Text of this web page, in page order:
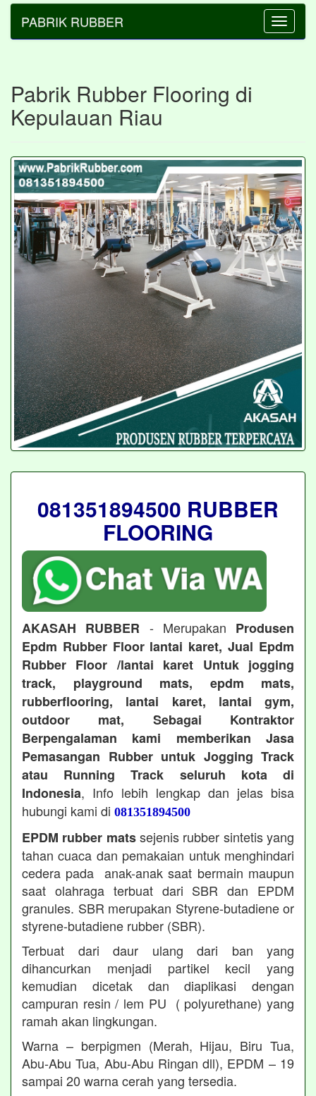
Toggle
PABRIK RUBBER
Pabrik Rubber Flooring di
Kepulauan Riau
081351894500 RUBBER
FLOORING
AKASAH RUBBER - Merupakan Produsen
Epdm Rubber Floor lantai karet, Jual Epdm
Rubber Floor /lantai karet Untuk jogging
track, playground mats, epdm mats,
rubberflooring, lantai karet, lantai gym,
outdoor mat, Sebagai Kontraktor
Berpengalaman kami memberikan Jasa
Pemasangan Rubber untuk Jogging Track
atau Running Track seluruh kota di
Indonesia, Info lebih lengkap dan jelas bisa
hubungi kami di 081351894500
EPDM rubber matssejenis rubber sintetis yang
tahan cuaca dan pemakaian untuk menghindari
cedera pada anak-anak saat bermain maupun
saat olahraga terbuat dari SBR dan EPDM
granules. SBR merupakan Styrene-butadiene or
styrene-butadiene rubber (SBR).
Terbuat dari daur ulang dari ban yang
dihancurkan menjadi partikel kecil yang
kemudian dicetak dan diaplikasi dengan
campuran resin / lem PU ( polyurethane) yang
ramah akan lingkungan.
Warna – berpigmen (Merah, Hijau, Biru Tua,
Abu-Abu Tua, Abu-Abu Ringan dll), EPDM – 19
sampai 20 warna cerah yang tersedia.